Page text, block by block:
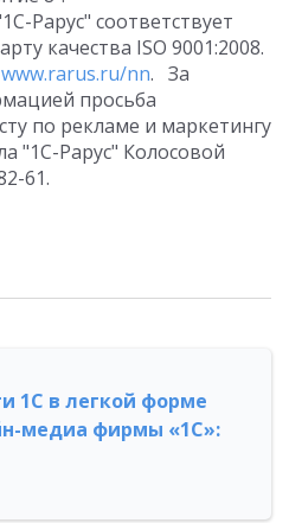
Рарус" соответствует
качества ISO 9001:2008.
www.rarus.ru/nn. За
просьба
по рекламе и маркетингу
"1С-Рарус" Колосовой
61.
1С в легкой форме
медиа фирмы «1С»: